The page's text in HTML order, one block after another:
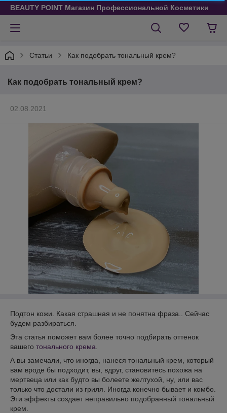
BEAUTY POINT Магазин Профессиональной Косметики
Статьи Как подобрать тональный крем?
Как подобрать тональный крем?
02.08.2021
Подтон кожи. Какая страшная и не понятна фраза.. Сейчас
будем разбираться.
Эта статья поможет вам более точно подбирать оттенок
вашего тонального крема
А вы замечали, что иногда, нанеся тональный крем, который
вам вроде бы подходит, вы, вдруг, становитесь похожа на
мертвеца или как будто вы болеете желтухой, ну, или вас
только что достали из гриля. Иногда конечно бывает и комбо.
Эти эффекты создает неправильно подобранный тональный
крем.